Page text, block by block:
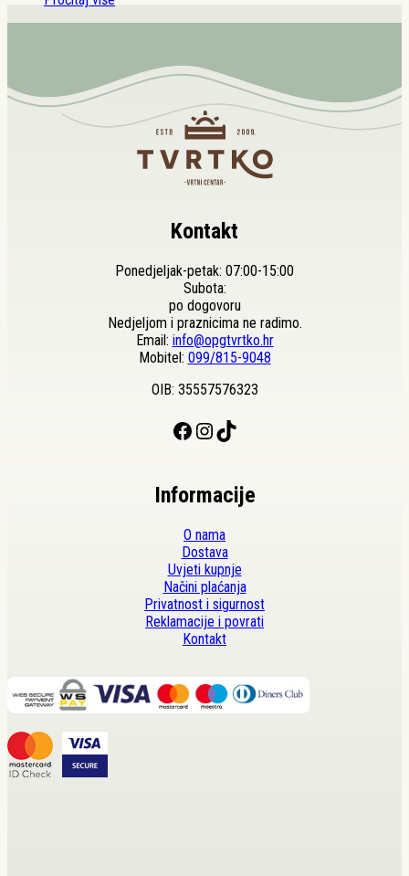
Kontakt
Ponedjeljak-petak: 07:00-15:00
Subota:
po dogovoru
Nedjeljom i praznicima ne radimo.
Email: info@opgtvrtko.hr
Mobitel: 099/815-9048
OIB: 35557576323
Facebook Instagram TikTok
Informacije
O nama
Dostava
Uvjeti kupnje
Načini plaćanja
Privatnost i sigurnost
Reklamacije i povrati
Kontakt